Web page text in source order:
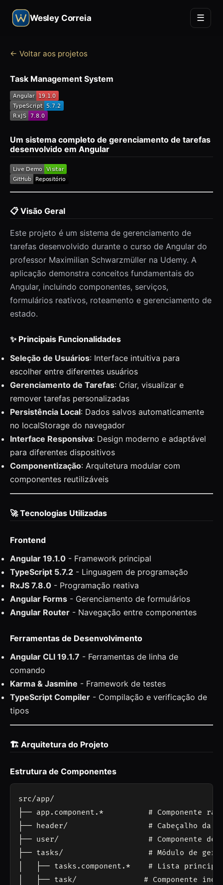
Wesley Correia ☰
← Voltar aos projetos
Task Management System
Um sistema completo de gerenciamento de tarefas
desenvolvido em Angular
📋 Visão Geral
Este projeto é um sistema de gerenciamento de
tarefas desenvolvido durante o curso de Angular do
professor Maximilian Schwarzmüller na Udemy. A
aplicação demonstra conceitos fundamentais do
Angular, incluindo componentes, serviços,
formulários reativos, roteamento e gerenciamento de
estado.
✨ Principais Funcionalidades
Seleção de Usuários: Interface intuitiva para
escolher entre diferentes usuários
Gerenciamento de Tarefas: Criar, visualizar e
remover tarefas personalizadas
Persistência Local: Dados salvos automaticamente
no localStorage do navegador
Interface Responsiva: Design moderno e adaptável
para diferentes dispositivos
Componentização: Arquitetura modular com
componentes reutilizáveis
🚀 Tecnologias Utilizadas
Frontend
Angular 19.1.0 - Framework principal
TypeScript 5.7.2 - Linguagem de programação
RxJS 7.8.0 - Programação reativa
Angular Forms - Gerenciamento de formulários
Angular Router - Navegação entre componentes
Ferramentas de Desenvolvimento
Angular CLI 19.1.7 - Ferramentas de linha de
comando
Karma & Jasmine - Framework de testes
TypeScript Compiler - Compilação e verificação de
tipos
🏗️ Arquitetura do Projeto
Estrutura de Componentes
src/app/
├── app.component.*          # Componente
├── header/                  # Cabeçalho da
├── user/                    # Componente de
├── tasks/                   # Módulo de
│   ├── tasks.component.*    # Lista
│   ├── task/               # Componente